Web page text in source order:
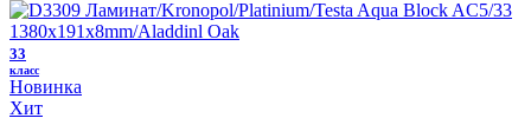
33
класс
Новинка
Хит